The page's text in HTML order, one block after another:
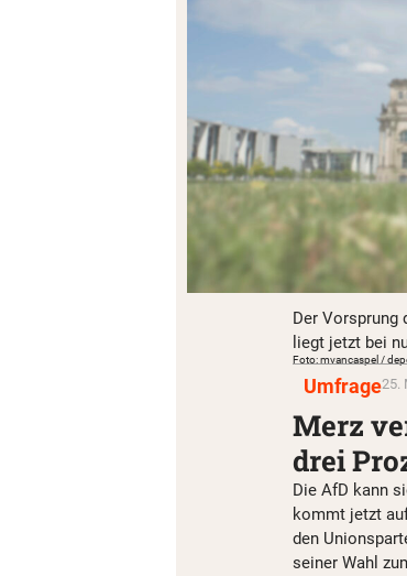
Der Vorsprung
liegt jetzt bei
Foto: mvancaspel /
Umfrage25.
Merz
drei
Die AfD kann
kommt jetzt
den
seiner Wahl